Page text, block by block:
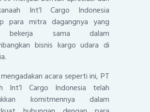
Int’l Cargo Indonesia
para mitra dagangnya yang
bekerja sama dalam
bisnis kargo udara di
acara seperti ini, PT
Int’l Cargo Indonesia telah
komitmennya dalam